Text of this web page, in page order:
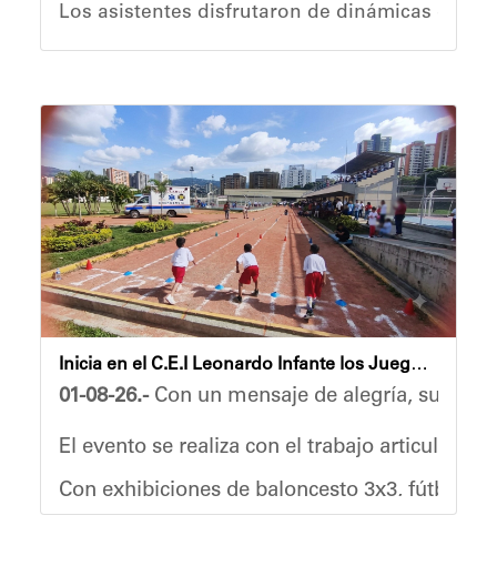
Los asistentes disfrutaron de dinámicas
El artista Guillermo Pino, conocido como
Anyelimar Sierra
Inicia en el C.E.I Leonardo Infante los Juegos Deportivos Venezuela Renace 2026
01-08-26.- Con un mensaje de alegría,
El evento se realiza con el trabajo articulado
Con exhibiciones de baloncesto 3x3, fútbol